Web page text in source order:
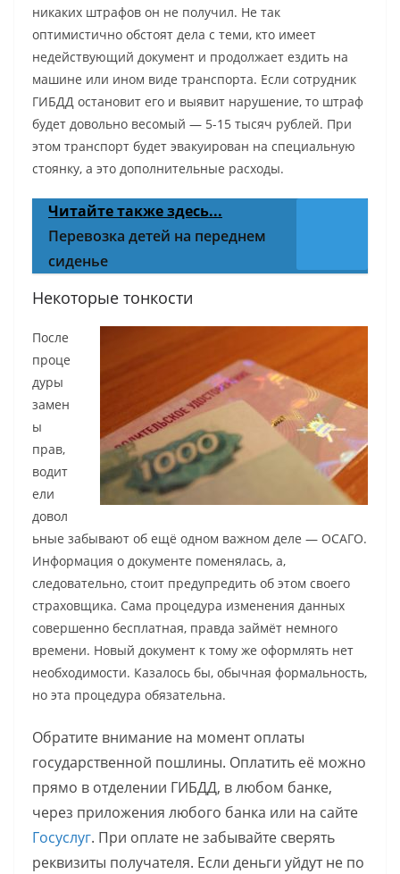
никаких штрафов он не получил. Не так
оптимистично обстоят дела с теми, кто имеет
недействующий документ и продолжает ездить на
машине или ином виде транспорта. Если сотрудник
ГИБДД остановит его и выявит нарушение, то штраф
будет довольно весомый — 5-15 тысяч рублей. При
этом транспорт будет эвакуирован на специальную
стоянку, а это дополнительные расходы.
Читайте также здесь...
Перевозка детей на переднем
сиденье
Некоторые тонкости
После
проце
дуры
замен
ы
прав,
водит
ели
довол
ьные забывают об ещё одном важном деле — ОСАГО.
Информация о документе поменялась, а,
следовательно, стоит предупредить об этом своего
страховщика. Сама процедура изменения данных
совершенно бесплатная, правда займёт немного
времени. Новый документ к тому же оформлять нет
необходимости. Казалось бы, обычная формальность,
но эта процедура обязательна.
Обратите внимание на момент оплаты
государственной пошлины. Оплатить её можно
прямо в отделении ГИБДД, в любом банке,
через приложения любого банка или на сайте
Госуслуг. При оплате не забывайте сверять
реквизиты получателя. Если деньги уйдут не по